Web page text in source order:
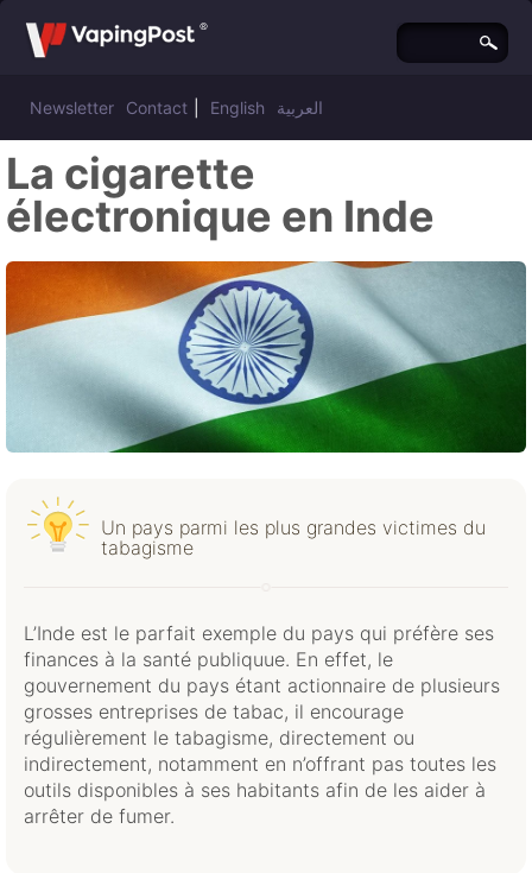
Newsletter Contact English العربية
La cigarette
électronique en Inde
Un pays parmi les plus grandes victimes du
tabagisme
L’Inde est le parfait exemple du pays qui préfère ses
finances à la santé publiquue. En effet, le
gouvernement du pays étant actionnaire de plusieurs
grosses entreprises de tabac, il encourage
régulièrement le tabagisme, directement ou
indirectement, notamment en n’offrant pas toutes les
outils disponibles à ses habitants afin de les aider à
arrêter de fumer.